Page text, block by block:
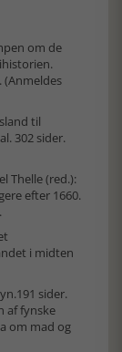
om de
(Anmeldes
til
302 sider.
Thelle (red.):
efter 1660.
i midten
sider.
af fynske
om mad og